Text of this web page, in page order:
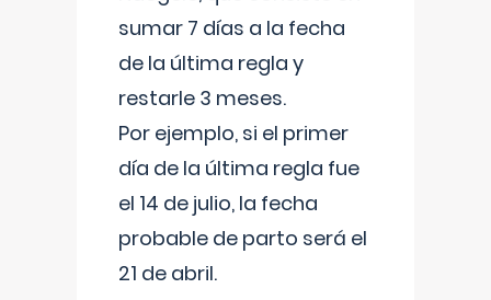
sumar 7 días a la fecha
de la última regla y
restarle 3 meses.
Por ejemplo, si el primer
día de la última regla fue
el 14 de julio, la fecha
probable de parto será el
21 de abril.